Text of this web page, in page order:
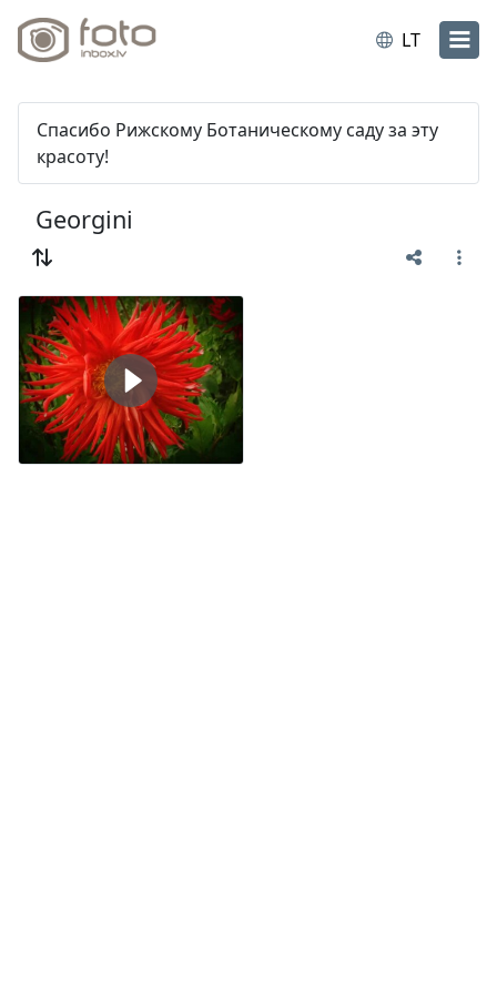
LT
Спасибо Рижскому Ботаническому саду за эту
красоту!
Georgini